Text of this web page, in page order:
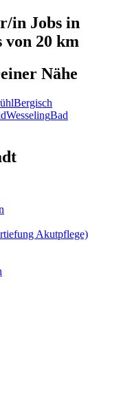
in Jobs in
20 km
Nähe
Bergisch
WesselingBad
Akutpflege)